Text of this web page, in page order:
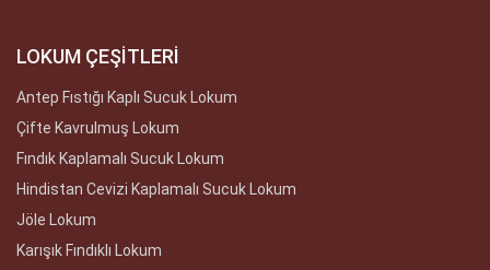
LOKUM ÇEŞİTLERİ
Antep Fıstığı Kaplı Sucuk Lokum
Çifte Kavrulmuş Lokum
Fındık Kaplamalı Sucuk Lokum
Hindistan Cevizi Kaplamalı Sucuk Lokum
Jöle Lokum
Karışık Fındıklı Lokum